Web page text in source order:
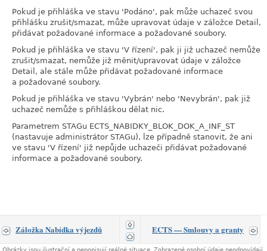
Pokud je přihláška ve stavu 'Podáno', pak může uchazeč svou
přihlášku zrušit/smazat, může upravovat údaje v záložce Detail,
přidávat požadované informace a požadované soubory.
Pokud je přihláška ve stavu 'V řízení', pak ji již uchazeč nemůže
zrušit/smazat, nemůže již měnit/upravovat údaje v záložce
Detail, ale stále může přidávat požadované informace
a požadované soubory.
Pokud je přihláška ve stavu 'Vybrán' nebo 'Nevybrán', pak již
uchazeč nemůže s přihláškou dělat nic.
Parametrem STAGu ECTS_NABIDKY_BLOK_DOK_A_INF_ST
(nastavuje administrátor STAGu), lze případně stanovit, že ani
ve stavu 'V řízení' již nepůjde uchazeči přidávat požadované
informace a požadované soubory.
Záložka Nabídka výjezdů ECTS — Smlouvy a granty
Obrázky jsou ilustrační a nepopisují reálné situace. Zobrazené osobní údaje neodpovídají